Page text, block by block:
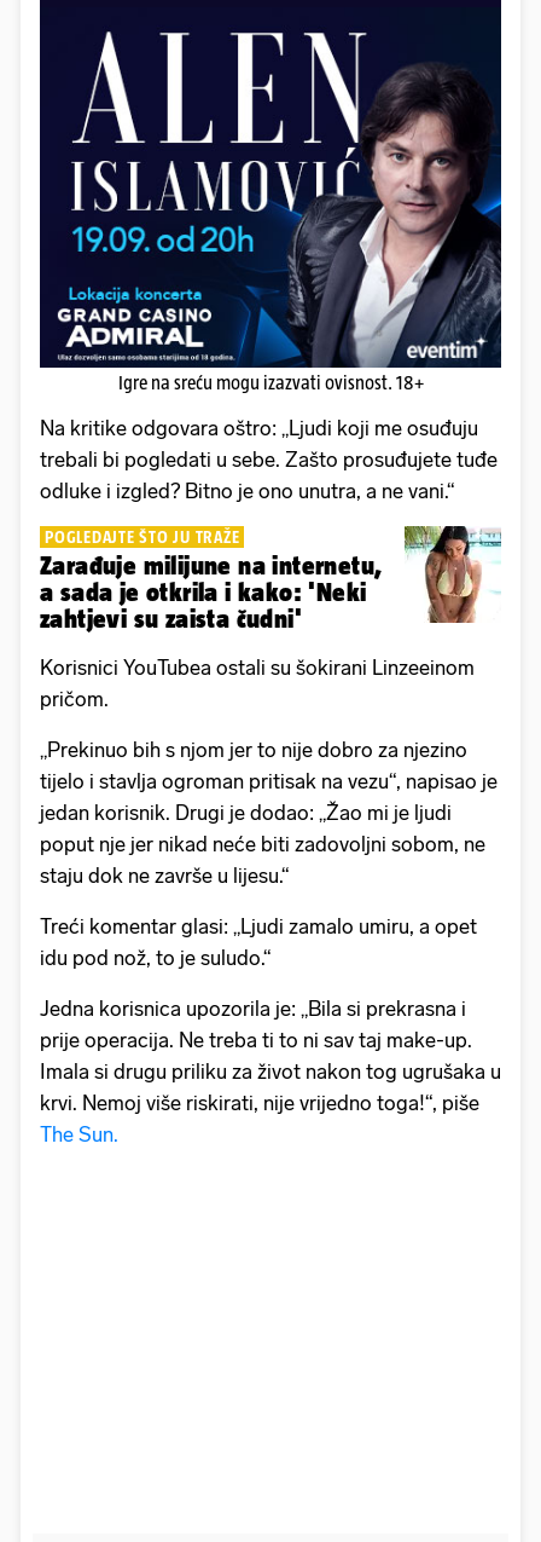
Igre na sreću mogu izazvati ovisnost. 18+
Na kritike odgovara oštro: „Ljudi koji me osuđuju
trebali bi pogledati u sebe. Zašto prosuđujete tuđe
odluke i izgled? Bitno je ono unutra, a ne vani.“
POGLEDAJTE ŠTO JU TRAŽE
Zarađuje milijune na internetu,
a sada je otkrila i kako: 'Neki
zahtjevi su zaista čudni'
Korisnici YouTubea ostali su šokirani Linzeeinom
pričom.
„Prekinuo bih s njom jer to nije dobro za njezino
tijelo i stavlja ogroman pritisak na vezu“, napisao je
jedan korisnik. Drugi je dodao: „Žao mi je ljudi
poput nje jer nikad neće biti zadovoljni sobom, ne
staju dok ne završe u lijesu.“
Treći komentar glasi: „Ljudi zamalo umiru, a opet
idu pod nož, to je suludo.“
Jedna korisnica upozorila je: „Bila si prekrasna i
prije operacija. Ne treba ti to ni sav taj make-up.
Imala si drugu priliku za život nakon tog ugrušaka u
krvi. Nemoj više riskirati, nije vrijedno toga!“, piše
The Sun.